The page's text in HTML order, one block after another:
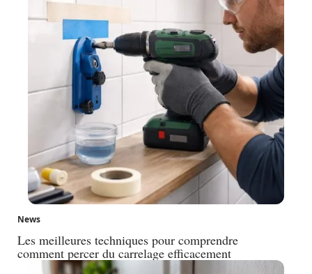
News
Les meilleures techniques pour comprendre
comment percer du carrelage efficacement